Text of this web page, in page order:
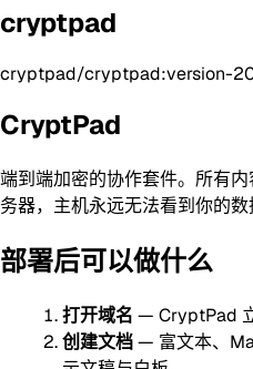
cryptpad
cryptpad/cryptpad:version-
CryptPad
端到端加密的协作套件。所有
务器，主机永远无法看到你的数
部署后可以做什么
打开域名 — CryptPad
创建文档— 富文本、